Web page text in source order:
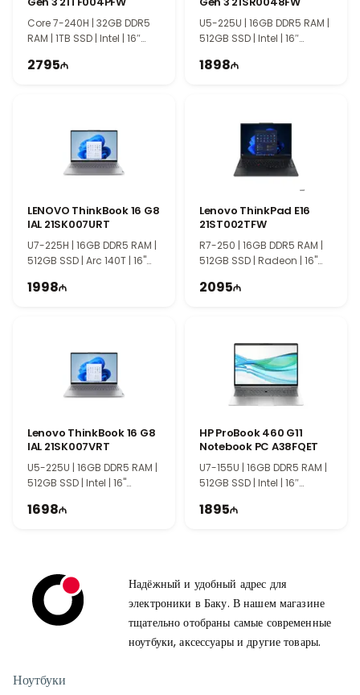
нагрузок.
15.6" FHD дисплей с комфортным изображением
15.6-дюймовый экран Full HD обеспечивает четкое и удобное
делает его хорошим выбором для базовых задач и офисной
Core 7-240H | 32GB DDR5
RAM | 1TB SSD | Intel | 16″
2795
U5-225U | 16GB DDR5 RAM |
512GB SSD | Intel | 16″
1898
LENOVO ThinkBook 16 G8
IAL 21SK007URT
U7-225H | 16GB DDR5 RAM |
512GB SSD | Arc 140T | 16"
1998
Lenovo ThinkPad E16
21ST002TFW
R7-250 | 16GB DDR5 RAM |
512GB SSD | Radeon | 16"
2095
Lenovo ThinkBook 16 G8
IAL 21SK007VRT
U5-225U | 16GB DDR5 RAM |
512GB SSD | Intel | 16"
1698
HP ProBook 460 G11
Notebook PC A38FQET
U7-155U | 16GB DDR5 RAM |
512GB SSD | Intel | 16″
1895
Надёжный и удобный адрес для
электроники в Баку. В нашем магазине
тщательно отобраны самые современные
ноутбуки, аксессуары и другие товары.
Ноутбуки